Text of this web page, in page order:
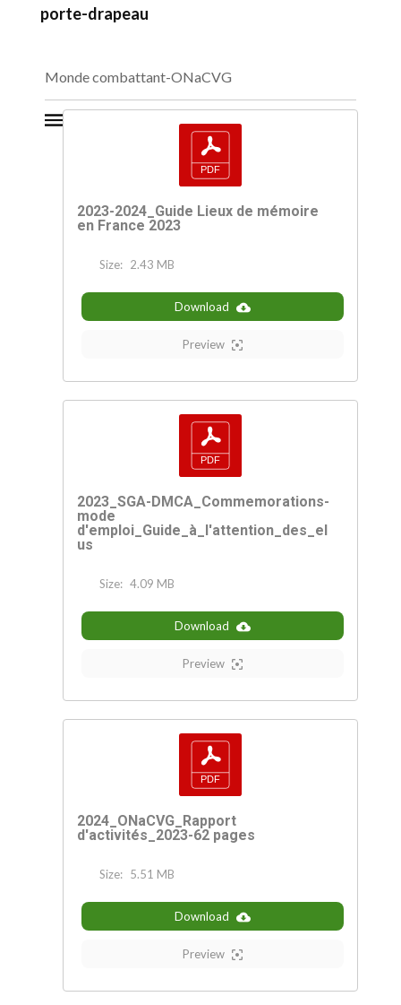
porte-drapeau
Monde combattant-ONaCVG
2023-2024_Guide Lieux de mémoire
en France 2023
Size: 2.43 MB
Download
Preview
2023_SGA-DMCA_Commemorations-
mode
d'emploi_Guide_à_l'attention_des_el
us
Size: 4.09 MB
Download
Preview
2024_ONaCVG_Rapport
d'activités_2023-62 pages
Size: 5.51 MB
Download
Preview